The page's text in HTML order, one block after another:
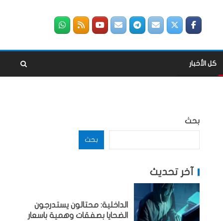
كل الأخبار
بحث
بحث
آخر تحديث
الداخلية: محتالون يستدرجون
الضحايا بصفقات وهمية باسعار